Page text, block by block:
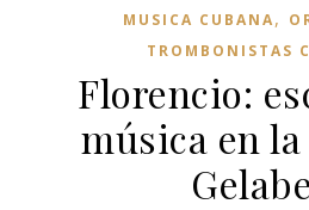
MUSICA CUBANA,
TROMBONISTAS
Florencio:
música en